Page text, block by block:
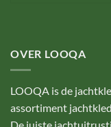
OVER LOOQA
LOOQA is de
assortiment